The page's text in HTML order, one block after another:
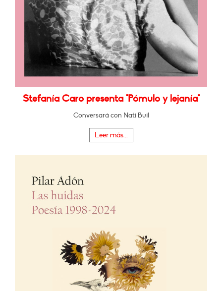
Stefanía Caro presenta "Pómulo y lejanía"
Conversará con Nati Buil
Leer más...